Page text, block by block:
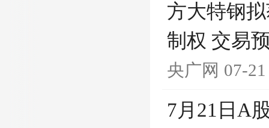
方大特钢
制权 交易
央广网 07-
7月21日A